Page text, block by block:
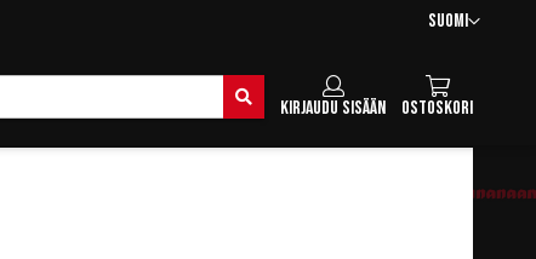
Kieli
Suomi
Ostoskori
Kirjaudu sisään